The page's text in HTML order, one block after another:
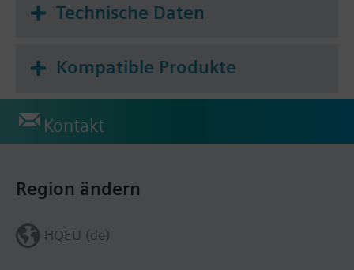
Technische Daten
Kompatible Produkte
Kontakt
Region ändern
HQEU (de)